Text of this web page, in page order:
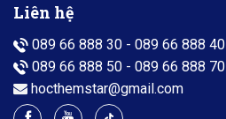
Liên hệ
089 66 888 30 - 089 66 888 40
089 66 888 50 - 089 66 888 70
hocthemstar@gmail.com